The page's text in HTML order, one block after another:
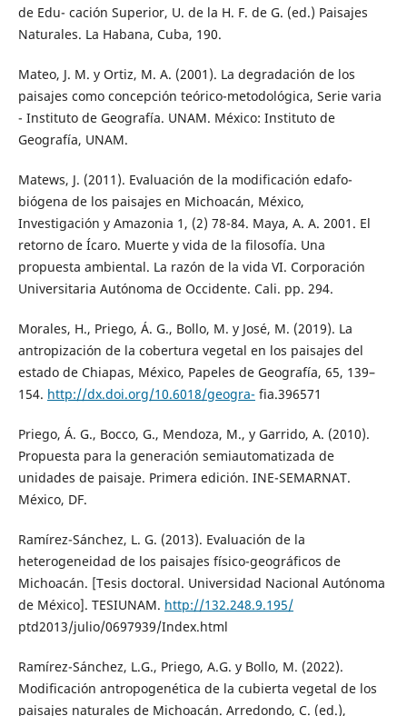
de Edu- cación Superior, U. de la H. F. de G. (ed.) Paisajes
Naturales. La Habana, Cuba, 190.
Mateo, J. M. y Ortiz, M. A. (2001). La degradación de los
paisajes como concepción teórico-metodológica, Serie varia
- Instituto de Geografía. UNAM. México: Instituto de
Geografía, UNAM.
Matews, J. (2011). Evaluación de la modificación edafo-
biógena de los paisajes en Michoacán, México,
Investigación y Amazonia 1, (2) 78-84. Maya, A. A. 2001. El
retorno de Ícaro. Muerte y vida de la filosofía. Una
propuesta ambiental. La razón de la vida VI. Corporación
Universitaria Autónoma de Occidente. Cali. pp. 294.
Morales, H., Priego, Á. G., Bollo, M. y José, M. (2019). La
antropización de la cobertura vegetal en los paisajes del
estado de Chiapas, México, Papeles de Geografía, 65, 139–
154. http://dx.doi.org/10.6018/geogra- fia.396571
Priego, Á. G., Bocco, G., Mendoza, M., y Garrido, A. (2010).
Propuesta para la generación semiautomatizada de
unidades de paisaje. Primera edición. INE-SEMARNAT.
México, DF.
Ramírez-Sánchez, L. G. (2013). Evaluación de la
heterogeneidad de los paisajes físico-geográficos de
Michoacán. [Tesis doctoral. Universidad Nacional Autónoma
de México]. TESIUNAM. http://132.248.9.195/
ptd2013/julio/0697939/Index.html
Ramírez-Sánchez, L.G., Priego, A.G. y Bollo, M. (2022).
Modificación antropogenética de la cubierta vegetal de los
paisajes naturales de Michoacán. Arredondo, C. (ed.),